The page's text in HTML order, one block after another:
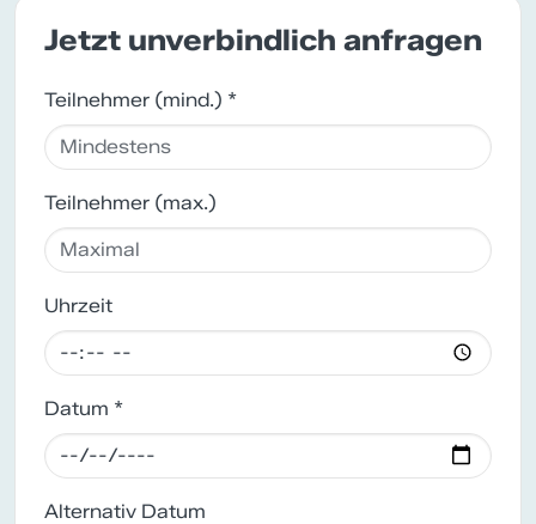
Jetzt unverbindlich anfragen
Teilnehmer (mind.) *
Teilnehmer (max.)
Uhrzeit
Datum *
Alternativ Datum